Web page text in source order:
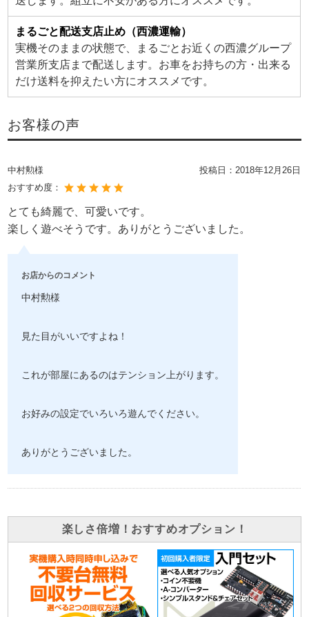
まるごと配送支店止め（西濃運輸）
実機そのままの状態で、まるごとお近くの西濃グループ
営業所支店まで配送します。お車をお持ちの方・出来る
だけ送料を抑えたい方にオススメです。
お客様の声
中村勲様 投稿日：2018年12月26日
おすすめ度：
とても綺麗で、可愛いです。
楽しく遊べそうです。ありがとうございました。
お店からのコメント
中村勲様
見た目がいいですよね！
これが部屋にあるのはテンション上がります。
お好みの設定でいろいろ遊んでください。
ありがとうございました。
楽しさ倍増！おすすめオプション！